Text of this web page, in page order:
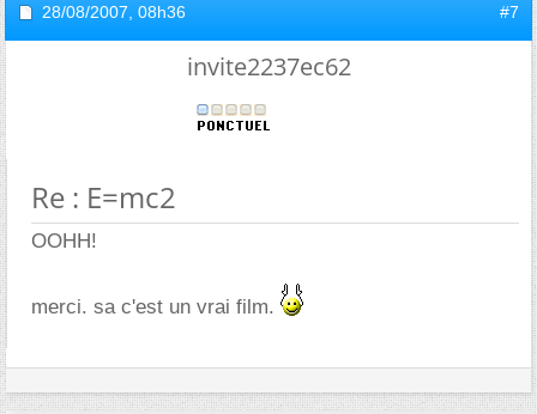
28/08/2007, 08h36 #7
invite2237ec62
Re : E=mc2
OOHH!
merci. sa c'est un vrai film.